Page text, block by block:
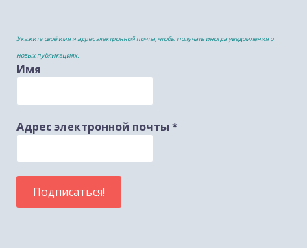
Укажите своё имя и адрес электронной почты, чтобы получать иногда уведомления о
новых публикациях.
Имя
Адрес электронной почты *